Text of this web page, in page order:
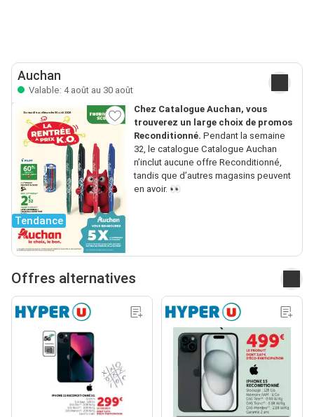
Auchan
Valable: 4 août au 30 août
Tendance
Chez Catalogue Auchan, vous
trouverez un large choix de promos
Reconditionné. Pendant la semaine
32, le catalogue Catalogue Auchan
n’inclut aucune offre Reconditionné,
tandis que d’autres magasins peuvent
en avoir. 👀
Offres alternatives